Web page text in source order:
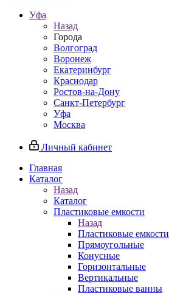
Уфа
Назад
Города
Волгоград
Воронеж
Екатеринбург
Краснодар
Ростов-на-Дону
Санкт-Петербург
Уфа
Москва
Личный кабинет
Главная
Каталог
Назад
Каталог
Пластиковые емкости
Назад
Пластиковые емкости
Прямоугольные
Конусные
Горизонтальные
Вертикальные
Пластиковые ванны